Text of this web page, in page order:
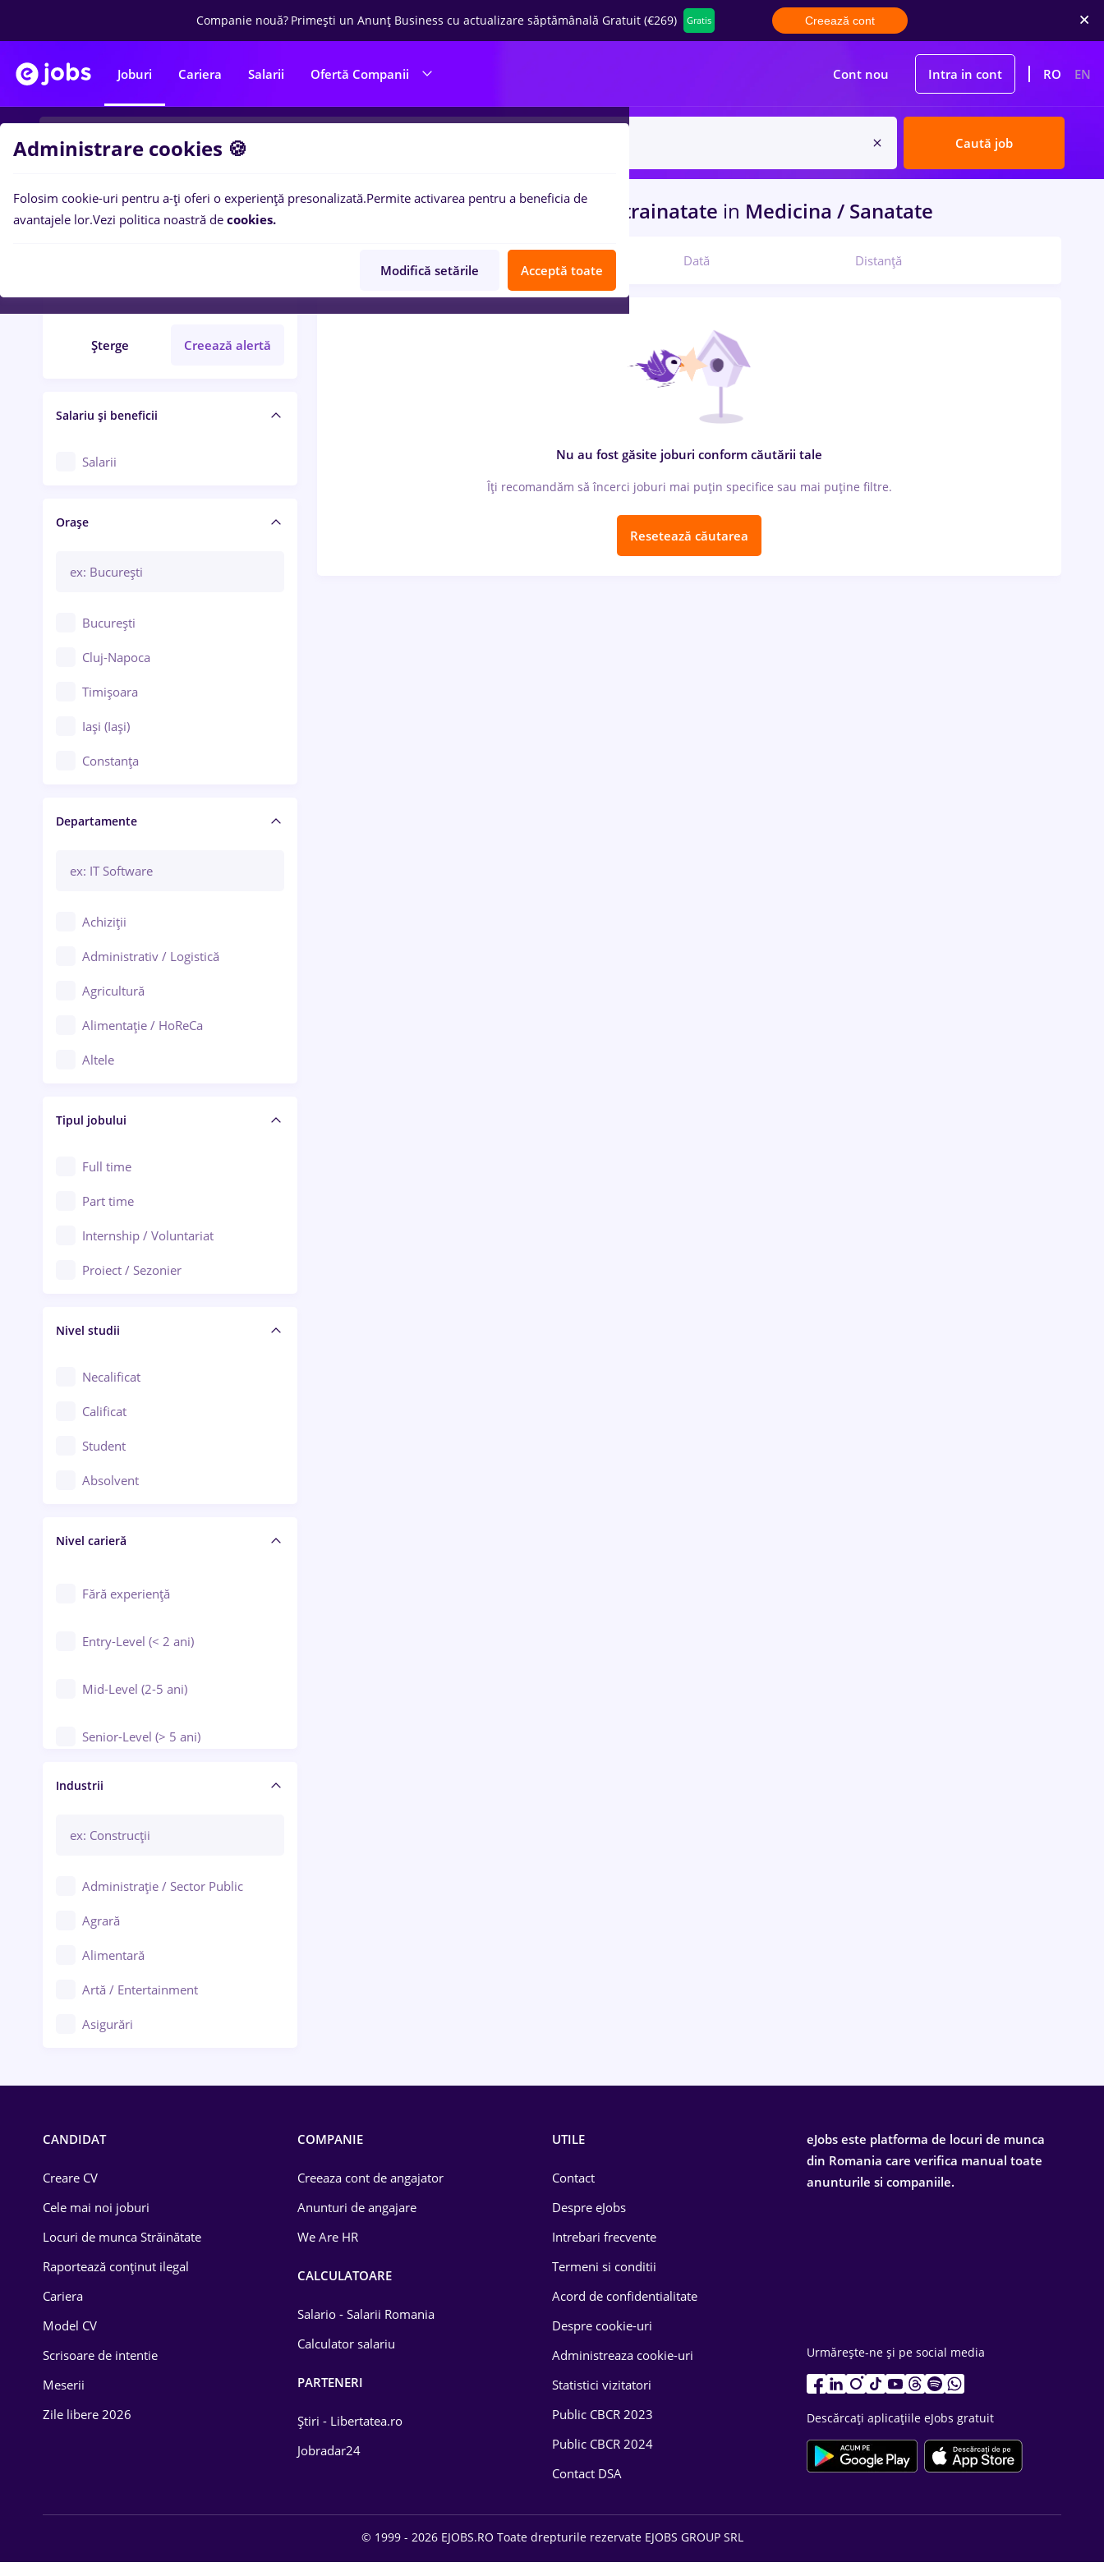
Companie nouă? Primești un Anunț Business cu actualizare săptămânală Gratuit (€269) Gratis Creează cont
Joburi Cariera Salarii Ofertă Companii Cont nou Intra in cont RO EN
Caută job
Filtre
Șterge Creează alertă
Salariu și beneficii
Salarii
Orașe
București
Cluj-Napoca
Timișoara
Iași (Iași)
Constanța
Brașov
Bacău
Galați (Galați)
Ploiești
Arad
Baia Mare
Bârlad
Bistrița (Bistrița-Năsăud)
Departamente
Achiziții
Administrativ / Logistică
Agricultură
Alimentație / HoReCa
Altele
Asigurări
Au pair / Babysitter / Curățenie
Audit / Consultanță
Auto / Echipamente
Automatizări
Cercetare - dezvoltare
Chimie / Biochimie
Confecții / Design vestimentar
Construcții / Instalații
Controlul calității
Educație / Training / Arte
Tipul jobului
Full time
Part time
Internship / Voluntariat
Proiect / Sezonier
Nivel studii
Necalificat
Calificat
Student
Absolvent
Nivel carieră
Fără experiență
Entry-Level (< 2 ani)
Mid-Level (2-5 ani)
Senior-Level (> 5 ani)
Manager / Executiv
Industrii
Administrație / Sector Public
Agrară
Alimentară
Artă / Entertainment
Asigurări
Drept
Educație / Training
Energetică
Farma
0locuri de muncabiochimist Strainatate in Medicina / Sanatate
Dată Distanță
Nu au fost găsite joburi conform căutării tale
Îți recomandăm să încerci joburi mai puțin specifice sau mai puține filtre.
Resetează căutarea
CANDIDAT
Creare CV
Cele mai noi joburi
Locuri de munca Străinătate
Raportează conținut ilegal
Cariera
Model CV
Scrisoare de intentie
Meserii
Zile libere 2026
COMPANIE
Creeaza cont de angajator
Anunturi de angajare
We Are HR
CALCULATOARE
Salario - Salarii Romania
Calculator salariu
PARTENERI
Știri - Libertatea.ro
Jobradar24
UTILE
Contact
Despre eJobs
Intrebari frecvente
Termeni si conditii
Acord de confidentialitate
Despre cookie-uri
Administreaza cookie-uri
Statistici vizitatori
Public CBCR 2023
Public CBCR 2024
Contact DSA
eJobs este platforma de locuri de munca
din Romania care verifica manual toate
anunturile si companiile.
Urmărește-ne și pe social media
Descărcați aplicațiile eJobs gratuit
© 1999 - 2026 EJOBS.RO Toate drepturile rezervate EJOBS GROUP SRL
Administrare cookies 🍪
Folosim cookie-uri pentru a-ți oferi o experiență presonalizată.Permite activarea pentru a beneficia de
avantajele lor.Vezi politica noastră de cookies.
Modifică setările Acceptă toate